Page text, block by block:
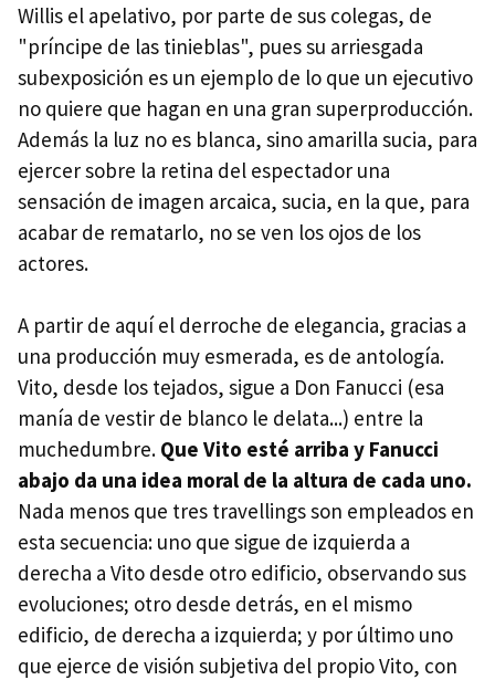
Willis el apelativo, por parte de sus colegas, de
"príncipe de las tinieblas", pues su arriesgada
subexposición es un ejemplo de lo que un ejecutivo
no quiere que hagan en una gran superproducción.
Además la luz no es blanca, sino amarilla sucia, para
ejercer sobre la retina del espectador una
sensación de imagen arcaica, sucia, en la que, para
acabar de rematarlo, no se ven los ojos de los
actores.
A partir de aquí el derroche de elegancia, gracias a
una producción muy esmerada, es de antología.
Vito, desde los tejados, sigue a Don Fanucci (esa
manía de vestir de blanco le delata...) entre la
muchedumbre. Que Vito esté arriba y Fanucci
abajo da una idea moral de la altura de cada uno.
Nada menos que tres travellings son empleados en
esta secuencia: uno que sigue de izquierda a
derecha a Vito desde otro edificio, observando sus
evoluciones; otro desde detrás, en el mismo
edificio, de derecha a izquierda; y por último uno
que ejerce de visión subjetiva del propio Vito, con